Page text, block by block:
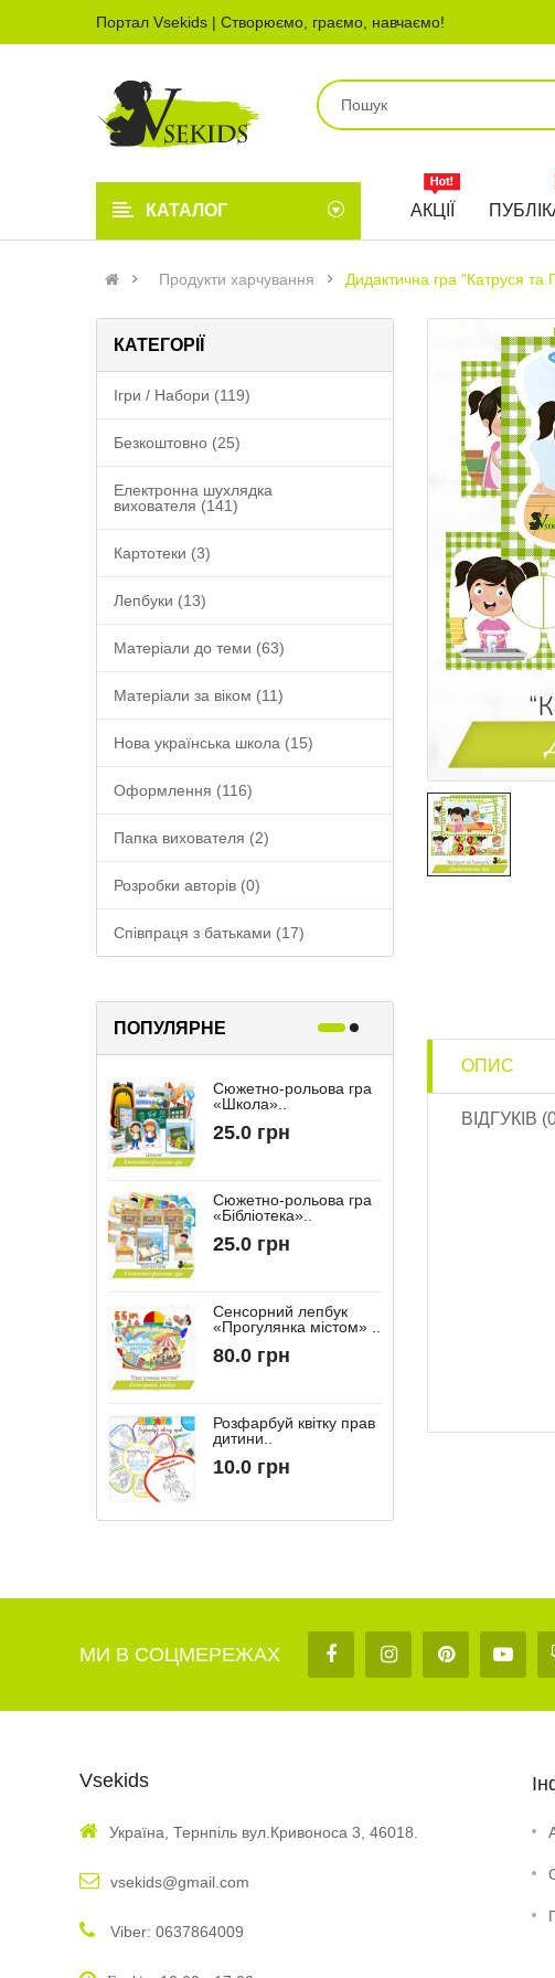
Портал Vsekids | Створюємо, граємо, навчаємо!
КАТАЛОГ АКЦІЇ
Продукти харчування Дидактична гра "Катруся та
КАТЕГОРІЇ
Ігри / Набори (119)
Безкоштовно (25)
Електронна шухлядка
вихователя (141)
Картотеки (3)
Лепбуки (13)
Матеріали до теми (63)
Матеріали за віком (11)
Нова українська школа (15)
Оформлення (116)
Папка вихователя (2)
Розробки авторів (0)
Співпраця з батьками (17)
ПОПУЛЯРНЕ
Сюжетно-рольова гра
«Школа»..
25.0 грн
Сюжетно-рольова гра
«Бібліотека»..
25.0 грн
Сенсорний лепбук
«Прогулянка містом» ..
80.0 грн
Розфарбуй квітку прав
дитини..
10.0 грн
10.0
ОПИС
ВІДГУКІВ
МИ В СОЦМЕРЕЖАХ
Vsekids
Україна, Тернпіль вул.Кривоноса 3, 46018.
vsekids@gmail.com
Viber: 0637864009